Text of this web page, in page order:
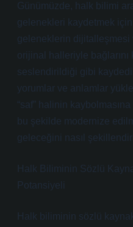
Günümüzde, halk bilimi
gelenekleri kaydetmek için
geleneklerin dijitalleşmesi
orijinal halleriyle bağlarını
seslendirildiği gibi
yorumlar ve anlamlar
“saf” halinin
bu şekilde modernize
geleceğini nasıl
Halk Biliminin Sözlü
Potansiyeli
Halk biliminin sözlü